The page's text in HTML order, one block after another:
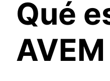
Qué
AVEM